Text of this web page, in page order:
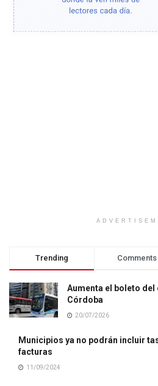
Trending Comments
Aumenta el boleto
Córdoba
20/07/2026
Municipios ya no podrán incluir
facturas
11/09/2024